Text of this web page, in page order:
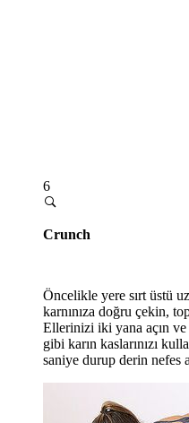
6
Crunch
Öncelikle yere sırt üstü
karnınıza doğru çekin,
Ellerinizi iki yana açın ve
gibi karın kaslarınızı
saniye durup derin nefes